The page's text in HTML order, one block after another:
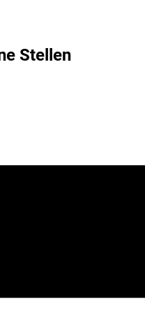
Stellen